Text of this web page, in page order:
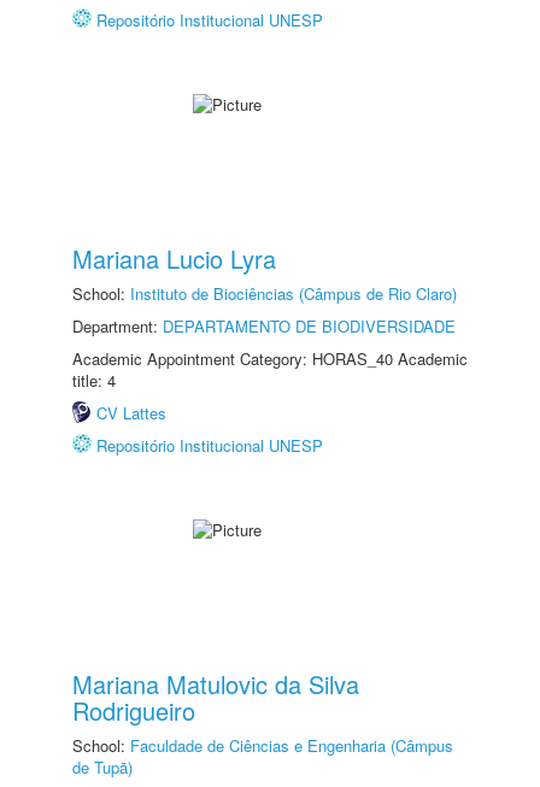
Repositório Institucional UNESP
Mariana Lucio Lyra
School: Instituto de Biociências (Câmpus de Rio Claro)
Department: DEPARTAMENTO DE BIODIVERSIDADE
Academic Appointment Category: HORAS_40 Academic
title: 4
CV Lattes
Repositório Institucional UNESP
Mariana Matulovic da Silva
Rodrigueiro
School: Faculdade de Ciências e Engenharia (Câmpus
de Tupã)